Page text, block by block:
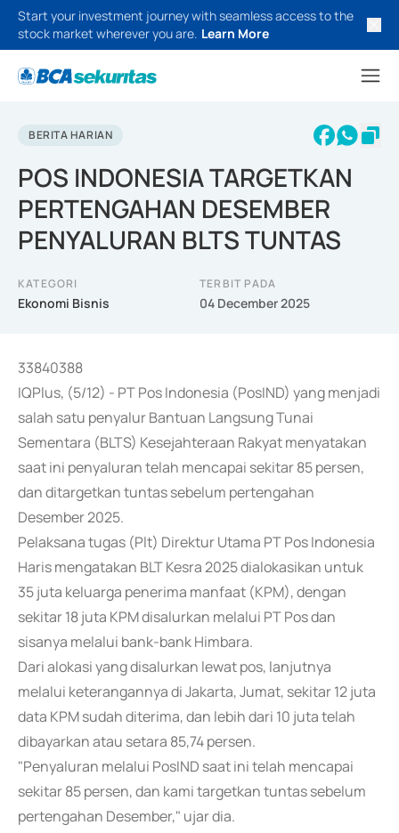
Start your investment journey with seamless access to the
stock market wherever you are. Learn More
BERITA HARIAN
POS INDONESIA TARGETKAN
PERTENGAHAN DESEMBER
PENYALURAN BLTS TUNTAS
KATEGORI
Ekonomi Bisnis
TERBIT PADA
04 December 2025
33840388
IQPlus, (5/12) - PT Pos Indonesia (PosIND) yang menjadi
salah satu penyalur Bantuan Langsung Tunai
Sementara (BLTS) Kesejahteraan Rakyat menyatakan
saat ini penyaluran telah mencapai sekitar 85 persen,
dan ditargetkan tuntas sebelum pertengahan
Desember 2025.
Pelaksana tugas (Plt) Direktur Utama PT Pos Indonesia
Haris mengatakan BLT Kesra 2025 dialokasikan untuk
35 juta keluarga penerima manfaat (KPM), dengan
sekitar 18 juta KPM disalurkan melalui PT Pos dan
sisanya melalui bank-bank Himbara.
Dari alokasi yang disalurkan lewat pos, lanjutnya
melalui keterangannya di Jakarta, Jumat, sekitar 12 juta
data KPM sudah diterima, dan lebih dari 10 juta telah
dibayarkan atau setara 85,74 persen.
"Penyaluran melalui PosIND saat ini telah mencapai
sekitar 85 persen, dan kami targetkan tuntas sebelum
pertengahan Desember," ujar dia.